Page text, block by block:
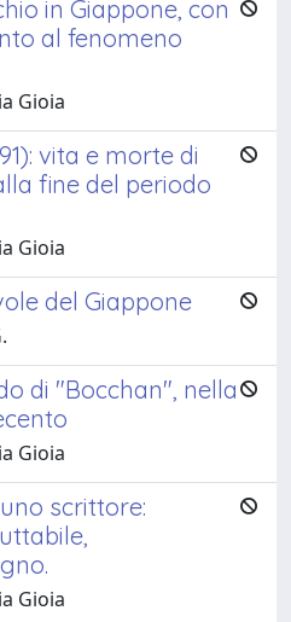
in Giappone, con
al fenomeno
Gioia
vita e morte di
fine del periodo
Gioia
del Giappone
di "Bocchan", nella
Gioia
scrittore:
Gioia